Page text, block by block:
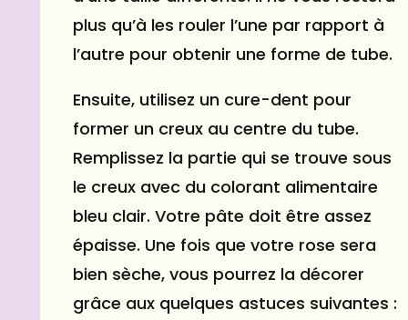
plus qu’à les rouler l’une par rapport à
l’autre pour obtenir une forme de tube.
Ensuite, utilisez un cure-dent pour
former un creux au centre du tube.
Remplissez la partie qui se trouve sous
le creux avec du colorant alimentaire
bleu clair. Votre pâte doit être assez
épaisse. Une fois que votre rose sera
bien sèche, vous pourrez la décorer
grâce aux quelques astuces suivantes :